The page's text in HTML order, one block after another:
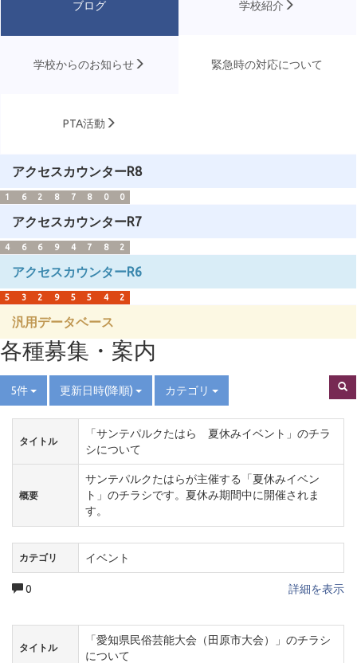
ブログ 学校紹介
学校からのお知らせ 緊急時の対応について
PTA活動
アクセスカウンターR8
1 6 2 8 7 8 0 0
アクセスカウンターR7
4 6 6 9 4 7 8 2
アクセスカウンターR6
5 3 2 9 5 5 4 2
汎用データベース
各種募集・案内
5件 更新日時(降順) カテゴリ
タイトル
「サンテパルクたはら 夏休みイベント」のチラ
シについて
概要
サンテパルクたはらが主催する「夏休みイベン
ト」のチラシです。夏休み期間中に開催されま
す。
カテゴリ イベント
0 詳細を表示
タイトル
「愛知県民俗芸能大会（田原市大会）」のチラシ
について